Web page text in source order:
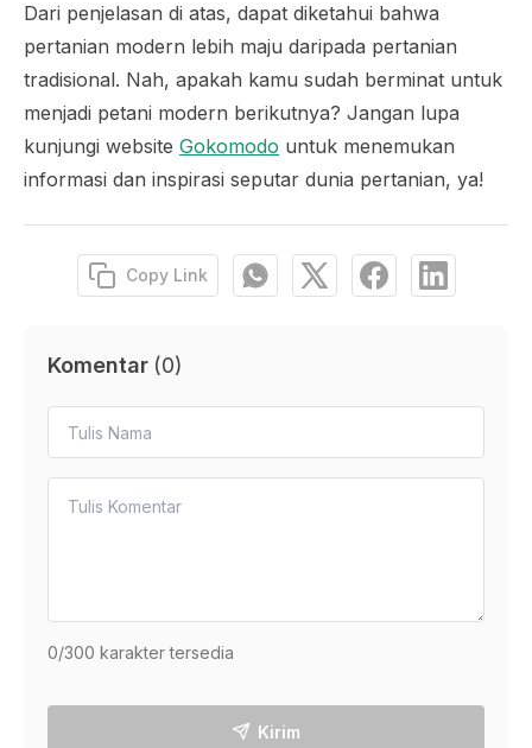
Dari penjelasan di atas, dapat diketahui bahwa
pertanian modern lebih maju daripada pertanian
tradisional. Nah, apakah kamu sudah berminat untuk
menjadi petani modern berikutnya? Jangan lupa
kunjungi website Gokomodo untuk menemukan
informasi dan inspirasi seputar dunia pertanian, ya!
Copy Link
Komentar (0)
0/300 karakter tersedia
Kirim